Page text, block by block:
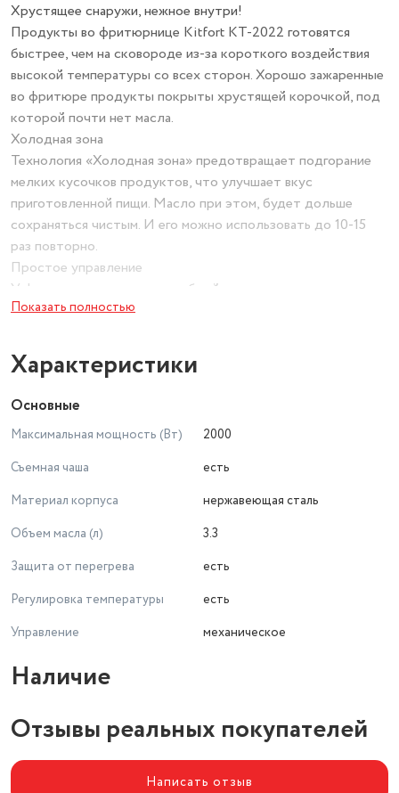
Хрустящее снаружи, нежное внутри!
Продукты во фритюрнице Kitfort КТ-2022 готовятся
быстрее, чем на сковороде из-за короткого воздействия
высокой температуры со всех сторон. Хорошо зажаренные
во фритюре продукты покрыты хрустящей корочкой, под
которой почти нет масла.
Холодная зона
Технология «Холодная зона» предотвращает подгорание
мелких кусочков продуктов‚ что улучшает вкус
приготовленной пищи. Масло при этом, будет дольше
сохраняться чистым. И его можно использовать до 10-15
раз повторно.
Простое управление
У фритюрницы имеется удобный регулятор температуры с
индикатором нагрева. Диапазон температур
Продуманная конструкция
Конструкция прибора полностью разборная. Чашу, крышку,
корзину можно мыть с применением мочалки и моющих
шнура.
Показать полностью
Характеристики
Основные
Максимальная мощность (Вт)
2000
Съемная чаша
есть
Материал корпуса
нержавеющая сталь
Объем масла (л)
3.3
Защита от перегрева
есть
Регулировка температуры
есть
Управление
механическое
Наличие
Отзывы реальных покупателей
Написать отзыв